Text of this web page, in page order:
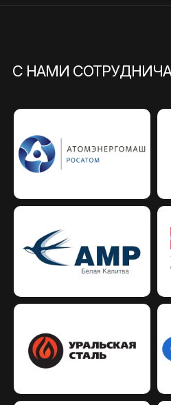
Работаем более 20 лет на рынке РФ
и успели завоевать признание от
С НАМИ